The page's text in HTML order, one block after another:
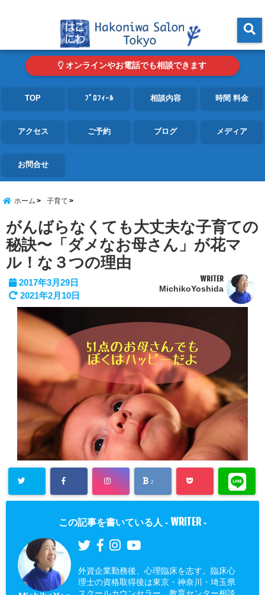
オンラインやお電話でも相談できます
TOP ﾌﾟﾛﾌｨｰﾙ 相談内容 時間 料金
アクセス ご予約 ブログ メディア
お問合せ
ホーム 子育て
がんばらなくても大丈夫な子育ての
秘訣〜「ダメなお母さん」が花マ
ル！な３つの理由
2017年3月29日
2021年2月10日
WRITER
MichikoYoshida
2
この記事を書いている人 - WRITER -
外資企業勤務後、心理臨床を志す。臨床心
理士の資格取得後は東京・神奈川・埼玉県